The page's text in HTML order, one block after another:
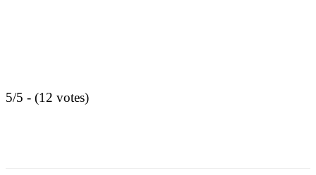
5/5 - (12 votes)